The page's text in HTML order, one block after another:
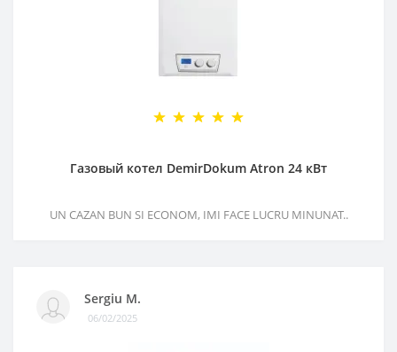
Газовый котел DemirDokum Atron 24 кВт
UN CAZAN BUN SI ECONOM, IMI FACE LUCRU MINUNAT..
Sergiu M.
06/02/2025